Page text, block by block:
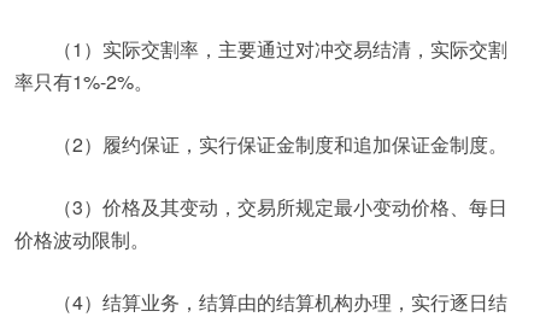
（1）实际交割率，主要通过对冲交易结清，实际交割
率只有1%-2%。
（2）履约保证，实行保证金制度和追加保证金制度。
（3）价格及其变动，交易所规定最小变动价格、每日
价格波动限制。
（4）结算业务，结算由的结算机构办理，实行逐日结